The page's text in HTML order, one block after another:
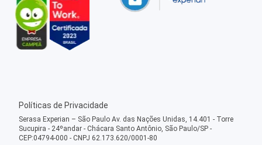
Políticas de Privacidade
Serasa Experian – São Paulo Av. das Nações Unidas, 14.401 - Torre
Sucupira - 24ºandar - Chácara Santo Antônio, São Paulo/SP -
CEP:04794-000 - CNPJ 62.173.620/0001-80